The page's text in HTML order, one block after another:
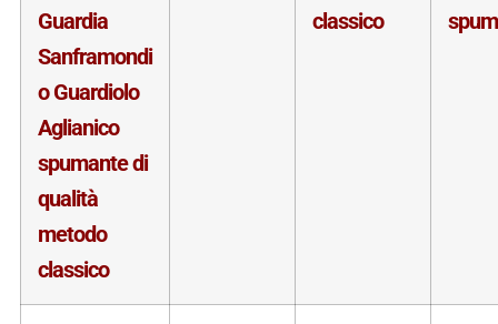
Guardia
Sanframondi
o Guardiolo
Aglianico
spumante di
qualità
metodo
classico
classico